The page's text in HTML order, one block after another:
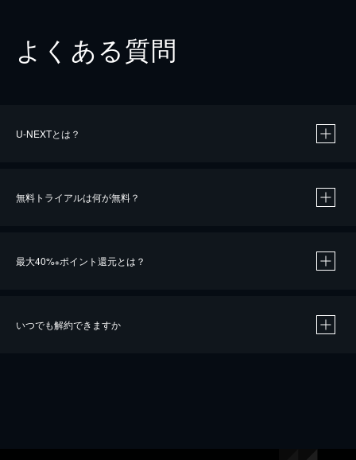
よくある質問
U-NEXTとは？
無料トライアルは何が無料？
最大40%※ポイント還元とは？
いつでも解約できますか